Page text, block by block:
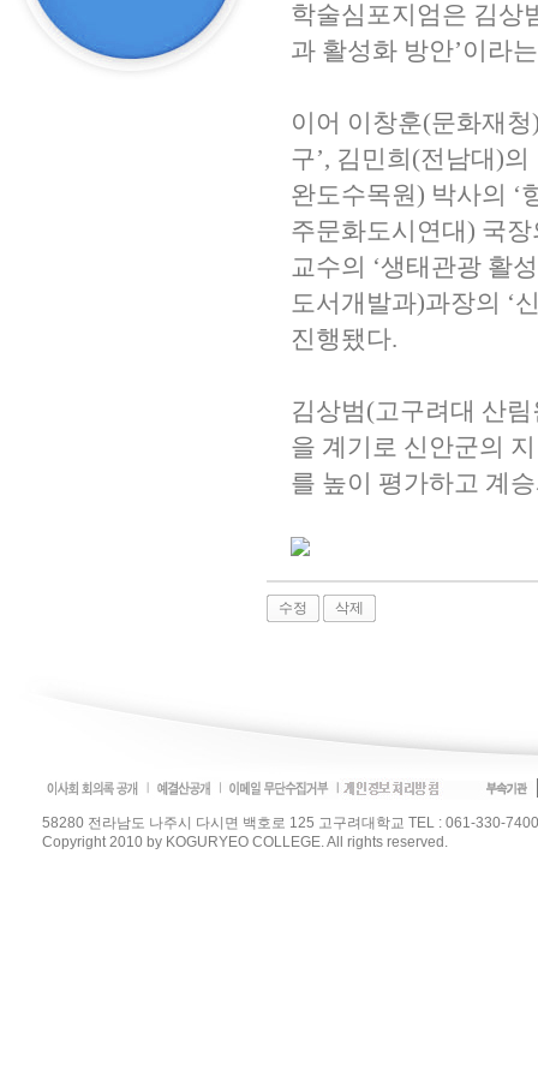
학술심포지엄은 김상
과 활성화 방안’이라
이어 이창훈(문화재청
구’, 김민희 (전남대)의
완도수목원) 박사의 ‘
주문화도시연대) 국장
교수의 ‘생태관광 활
도서개발과)과장의 ‘
진행됐다.
김상범(고구려대 산
을 계기로 신안군의
를 높이 평가하고 계
수정 삭제
58280 전라남도 나주시 다시면 백호로 125 고구려대학교 TEL : 061-330-
Copyright 2010 by KOGURYEO COLLEGE. All rights reserved.